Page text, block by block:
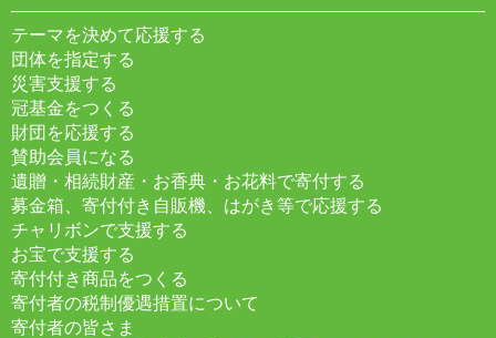
テーマを決めて応援する
団体を指定する
災害支援する
冠基金をつくる
財団を応援する
賛助会員になる
遺贈・相続財産・お香典・お花料で寄付する
募金箱、寄付付き自販機、はがき等で応援する
チャリボンで支援する
お宝で支援する
寄付付き商品をつくる
寄付者の税制優遇措置について
寄付者の皆さま